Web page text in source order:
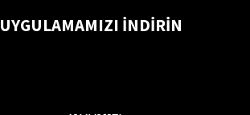
UYGULAMAMIZI İNDİRİN